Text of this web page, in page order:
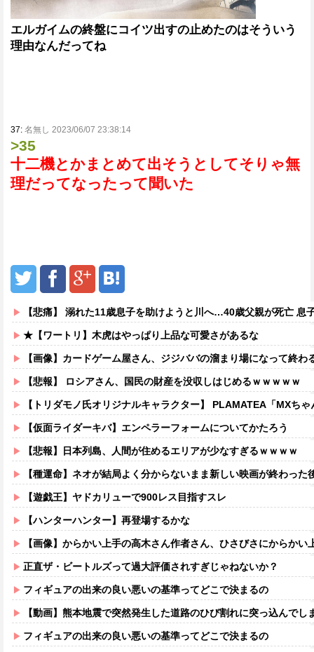
エルガイムの終盤にコイツ出すの止めたのはそういう
理由なんだってね
37: 名無し 2023/06/07 23:38:14
>35
十二機とかまとめて出そうとしてそりゃ無
理だってなったって聞いた
【悲痛】 溺れた11歳息子を助けようと川へ…40歳父親が死亡 息
★【ワートリ】木虎はやっぱり上品な可愛さがあるな
【画像】カードゲーム屋さん、ジジババの溜まり場になって終
【悲報】 ロシアさん、国民の財産を没収しはじめるｗｗｗｗｗ
【トリダモノ氏オリジナルキャラクター】 PLAMATEA「MXちゃん
【仮面ライダーキバ】エンペラーフォームについてかたろう
【悲報】日本列島、人間が住めるエリアが少なすぎるｗｗｗｗ
【種運命】ネオが結局よく分からないまま新しい映画が終わった
【遊戯王】ヤドカリューで900レス目指すスレ
【ハンターハンター】再登場するかな
【画像】からかい上手の高木さん作者さん、ひさびさにからかい上手の高木
正直ザ・ビートルズって過大評価されすぎじゃねないか？
フィギュアの出来の良い悪いの基準ってどこで決まるの
【動画】熊本地震で突然発生した道路のひび割れに突っ込んでし
フィギュアの出来の良い悪いの基準ってどこで決まるの